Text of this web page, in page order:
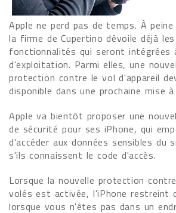
Apple ne perd pas de temps. À
la firme de Cupertino dévoile déjà
fonctionnalités qui seront intégrées
d'exploitation. Parmi elles, une
protection contre le vol d'appareil
disponible dans une prochaine mise
Apple va bientôt proposer une
de sécurité pour ses iPhone, qui
d'accéder aux données sensibles du
s'ils connaissent le code d'accès.
Lorsque la nouvelle protection
volés est activée, l'iPhone restreint
lorsque vous n'êtes pas dans un